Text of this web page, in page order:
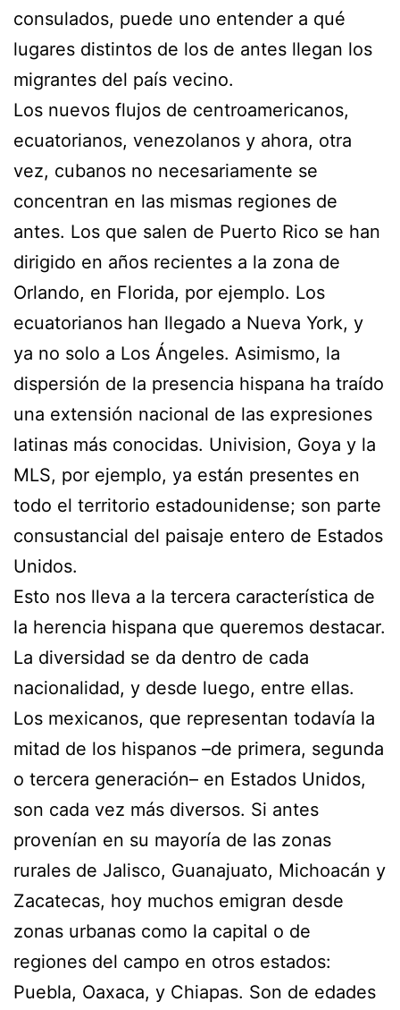
consulados, puede uno entender a qué
lugares distintos de los de antes llegan los
migrantes del país vecino.
Los nuevos flujos de centroamericanos,
ecuatorianos, venezolanos y ahora, otra
vez, cubanos no necesariamente se
concentran en las mismas regiones de
antes. Los que salen de Puerto Rico se han
dirigido en años recientes a la zona de
Orlando, en Florida, por ejemplo. Los
ecuatorianos han llegado a Nueva York, y
ya no solo a Los Ángeles. Asimismo, la
dispersión de la presencia hispana ha traído
una extensión nacional de las expresiones
latinas más conocidas. Univision, Goya y la
MLS, por ejemplo, ya están presentes en
todo el territorio estadounidense; son parte
consustancial del paisaje entero de Estados
Unidos.
Esto nos lleva a la tercera característica de
la herencia hispana que queremos destacar.
La diversidad se da dentro de cada
nacionalidad, y desde luego, entre ellas.
Los mexicanos, que representan todavía la
mitad de los hispanos –de primera, segunda
o tercera generación– en Estados Unidos,
son cada vez más diversos. Si antes
provenían en su mayoría de las zonas
rurales de Jalisco, Guanajuato, Michoacán y
Zacatecas, hoy muchos emigran desde
zonas urbanas como la capital o de
regiones del campo en otros estados:
Puebla, Oaxaca, y Chiapas. Son de edades